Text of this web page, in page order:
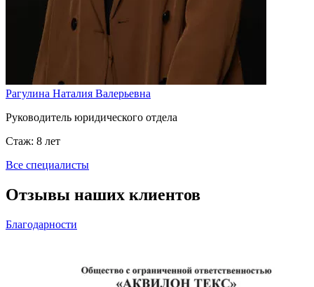
Рагулина Наталия Валерьевна
Руководитель юридического отдела
Стаж: 8 лет
Все специалисты
Отзывы наших клиентов
Благодарности